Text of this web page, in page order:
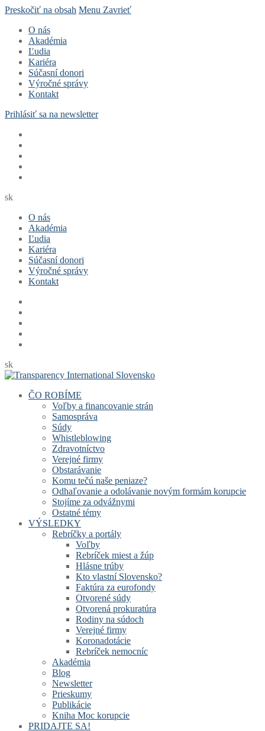
Preskočiť na obsah Menu Zavrieť
O nás
Akadémia
Ľudia
Kariéra
Súčasní donori
Výročné správy
Kontakt
Prihlásiť sa na newsletter
sk
O nás
Akadémia
Ľudia
Kariéra
Súčasní donori
Výročné správy
Kontakt
sk
ČO ROBÍME
Voľby a financovanie strán
Samospráva
Súdy
Whistleblowing
Zdravotníctvo
Verejné firmy
Obstarávanie
Komu tečú naše peniaze?
Odhaľovanie a odolávanie novým formám korupcie
Stojíme za odvážnymi
Ostatné témy
VÝSLEDKY
Rebríčky a portály
Voľby
Rebríček miest a žúp
Hlásne trúby
Kto vlastní Slovensko?
Faktúra za eurofondy
Otvorené súdy
Otvorená prokuratúra
Rodiny na súdoch
Verejné firmy
Koronadotácie
Rebríček nemocníc
Akadémia
Blog
Newsletter
Prieskumy
Publikácie
Kniha Moc korupcie
PRIDAJTE SA!